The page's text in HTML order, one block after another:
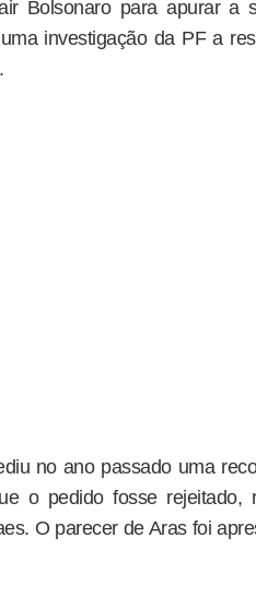
Bolsonaro para apurar a
investigação da PF a
no ano passado uma
o pedido fosse rejeitado,
O parecer de Aras foi